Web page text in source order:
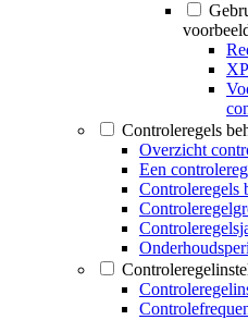
Controleregels
Overzicht
Een
Controleregels